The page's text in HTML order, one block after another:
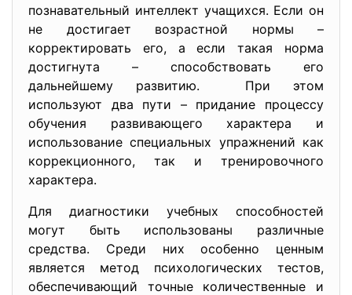
познавательный интеллект учащихся. Если он
не достигает возрастной нормы –
корректировать его, а если такая норма
достигнута – способствовать его
дальнейшему развитию. При этом
используют два пути – придание процессу
обучения развивающего характера и
использование специальных упражнений как
коррекционного, так и тренировочного
характера.
Для диагностики учебных способностей
могут быть использованы различные
средства. Среди них особенно ценным
является метод психологических тестов,
обеспечивающий точные количественные и